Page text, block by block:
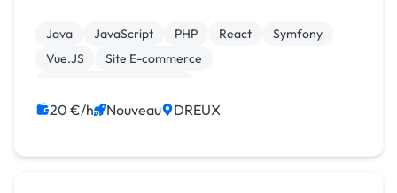
Java JavaScript PHP React
Symfony
Vue.JS
Site E-commerce
Développement spécifique
Gestion site web
20 €/h Nouveau DREUX